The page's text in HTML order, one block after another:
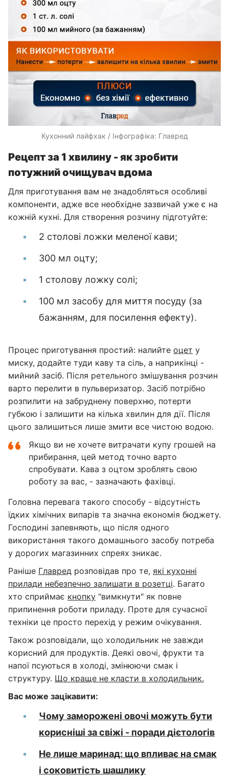
Кухонний лайфхак / Інфографіка: Главред
Рецепт за 1 хвилину - як зробити
потужний очищувач вдома
Для приготування вам не знадобляться особливі
компоненти, адже все необхідне зазвичай уже є на
кожній кухні. Для створення розчину підготуйте:
2 столові ложки меленої кави;
300 мл оцту;
1 столову ложку солі;
100 мл засобу для миття посуду (за
бажанням, для посилення ефекту).
Процес приготування простий: налийте оцет у
миску, додайте туди каву та сіль, а наприкінці -
мийний засіб. Після ретельного змішування розчин
варто перелити в пульверизатор. Засіб потрібно
розпилити на забруднену поверхню, потерти
губкою і залишити на кілька хвилин для дії. Після
цього залишиться лише змити все чистою водою.
Якщо ви не хочете витрачати купу грошей на
прибирання, цей метод точно варто
спробувати. Кава з оцтом зроблять свою
роботу за вас, - зазначають фахівці.
Головна перевага такого способу - відсутність
їдких хімічних випарів та значна економія бюджету.
Господині запевняють, що після одного
використання такого домашнього засобу потреба
у дорогих магазинних спреях зникає.
Раніше Главред розповідав про те, які кухонні
прилади небезпечно залишати в розетці. Багато
хто сприймає кнопку "вимкнути" як повне
припинення роботи приладу. Проте для сучасної
техніки це просто перехід у режим очікування.
Також розповідали, що холодильник не завжди
корисний для продуктів. Деякі овочі, фрукти та
напої псуються в холоді, змінюючи смак і
структуру. Що краще не класти в холодильник.
Вас може зацікавити:
Чому заморожені овочі можуть бути
корисніші за свіжі - поради дієтологів
Не лише маринад: що впливає на смак
і соковитість шашлику